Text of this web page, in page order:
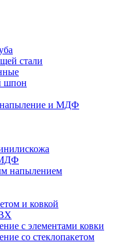
стали
шпон
напыление и МДФ
МДФ
напылением
и ковкой
с элементами ковки
со стеклопакетом